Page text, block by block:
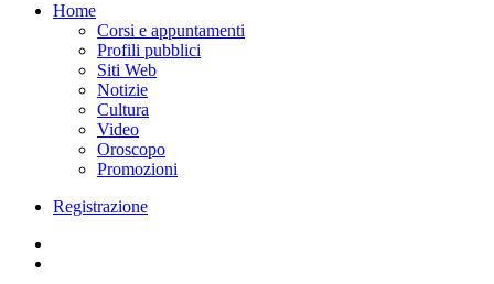
Home
Corsi e appuntamenti
Profili pubblici
Siti Web
Notizie
Cultura
Video
Oroscopo
Promozioni
Registrazione